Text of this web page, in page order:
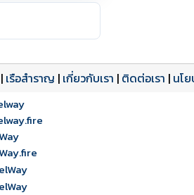
| เรือสำราญ | เกี่ยวกับเรา | ติดต่อเรา | นโ